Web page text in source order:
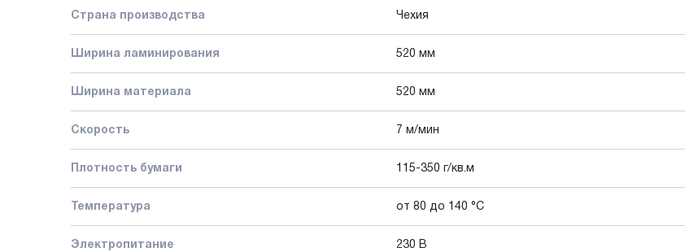
Страна производства Чехия
Ширина ламинирования 520 мм
Ширина материала 520 мм
Скорость 7 м/мин
Плотность бумаги 115-350 г/кв.м
Температура от 80 до 140 °C
Электропитание 230 В